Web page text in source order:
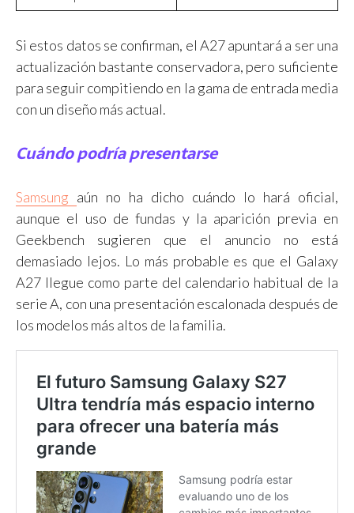
Si estos datos se confirman, el A27 apuntará a ser una
actualización bastante conservadora, pero suficiente
para seguir compitiendo en la gama de entrada media
con un diseño más actual.
Cuándo podría presentarse
Samsung aún no ha dicho cuándo lo hará oficial,
aunque el uso de fundas y la aparición previa en
Geekbench sugieren que el anuncio no está
demasiado lejos. Lo más probable es que el Galaxy
A27 llegue como parte del calendario habitual de la
serie A, con una presentación escalonada después de
los modelos más altos de la familia.